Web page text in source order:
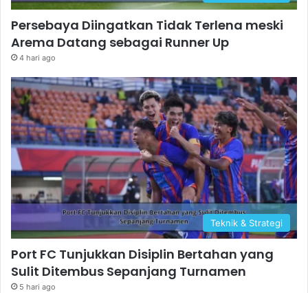
Persebaya Diingatkan Tidak Terlena meski
Arema Datang sebagai Runner Up
4 hari ago
Teknik & Strategi
Port FC Tunjukkan Disiplin Bertahan yang
Sulit Ditembus Sepanjang Turnamen
5 hari ago